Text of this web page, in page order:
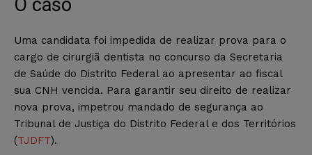
O caso
Uma candidata foi impedida de realizar prova para o
cargo de cirurgiã dentista no concurso da Secretaria
de Saúde do Distrito Federal ao apresentar ao fiscal
sua CNH vencida. Para garantir seu direito de realizar
nova prova, impetrou mandado de segurança ao
Tribunal de Justiça do Distrito Federal e dos Territórios
(TJDFT).